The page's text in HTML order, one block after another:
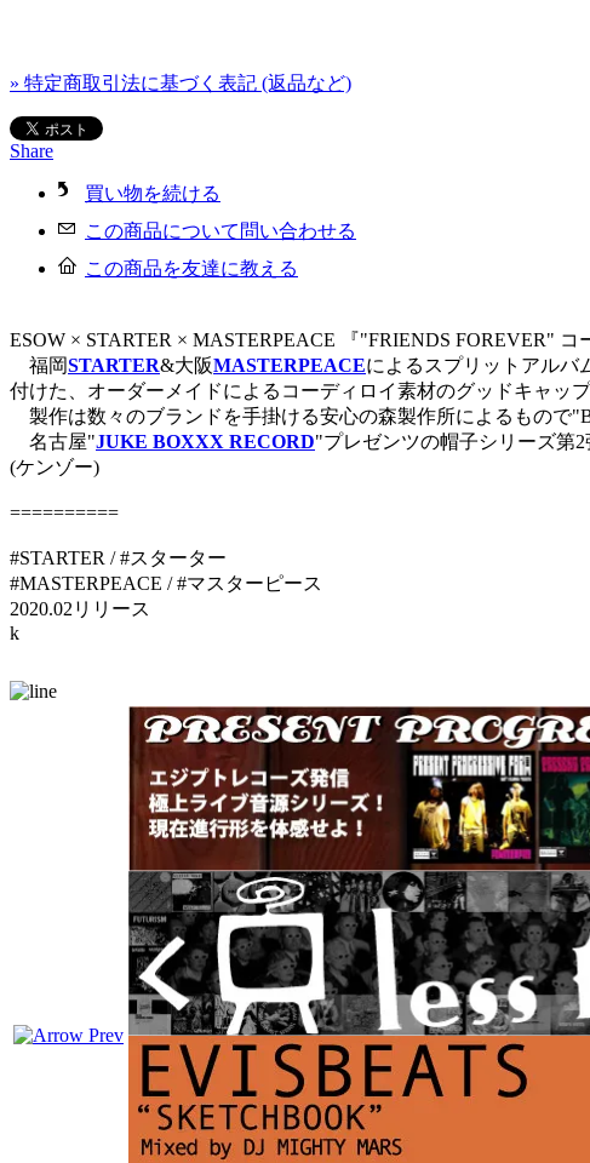
» 特定商取引法に基づく表記 (返品など)
Share
買い物を続ける
この商品について問い合わせる
この商品を友達に教える
ESOW × STARTER × MASTERPEACE 『"FRIENDS FOREVER"
福岡STARTER&大阪MASTERPEACEによるスプリットアルバ
付けた、オーダーメイドによるコーディロイ素材のグッドキャップ
製作は数々のブランドを手掛ける安心の森製作所によるもので
名古屋"JUKE BOXXX RECORD"プレゼンツの帽子シリーズ第
(ケンゾー)
==========
#STARTER / #スターター
#MASTERPEACE / #マスターピース
2020.02リリース
k